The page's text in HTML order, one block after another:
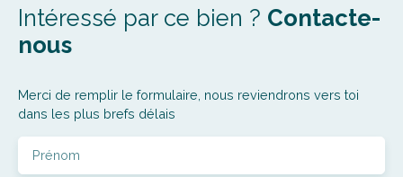
Intéressé par ce bien ? Contacte-
nous
Merci de remplir le formulaire, nous reviendrons vers toi
dans les plus brefs délais
Prénom